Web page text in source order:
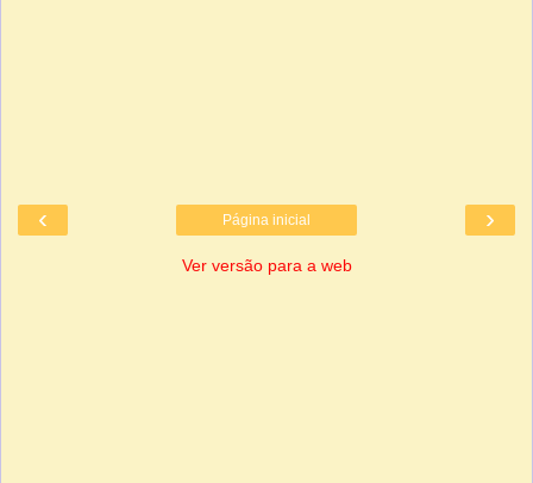
‹ ›
Página inicial
Ver versão para a web